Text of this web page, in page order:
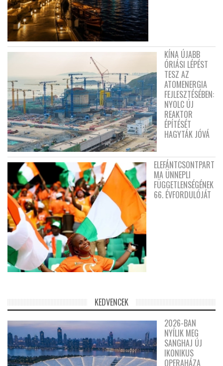
KÍNA ÚJABB
ÓRIÁSI LÉPÉST
TESZ AZ
ATOMENERGIA
FEJLESZTÉSÉBEN:
NYOLC ÚJ
REAKTOR
ÉPÍTÉSÉT
HAGYTÁK JÓVÁ
ELEFÁNTCSONTPART
MA ÜNNEPLI
FÜGGETLENSÉGÉNEK
66. ÉVFORDULÓJÁT
KEDVENCEK
2026-BAN
NYÍLIK MEG
SANGHAJ ÚJ
IKONIKUS
OPERAHÁZA